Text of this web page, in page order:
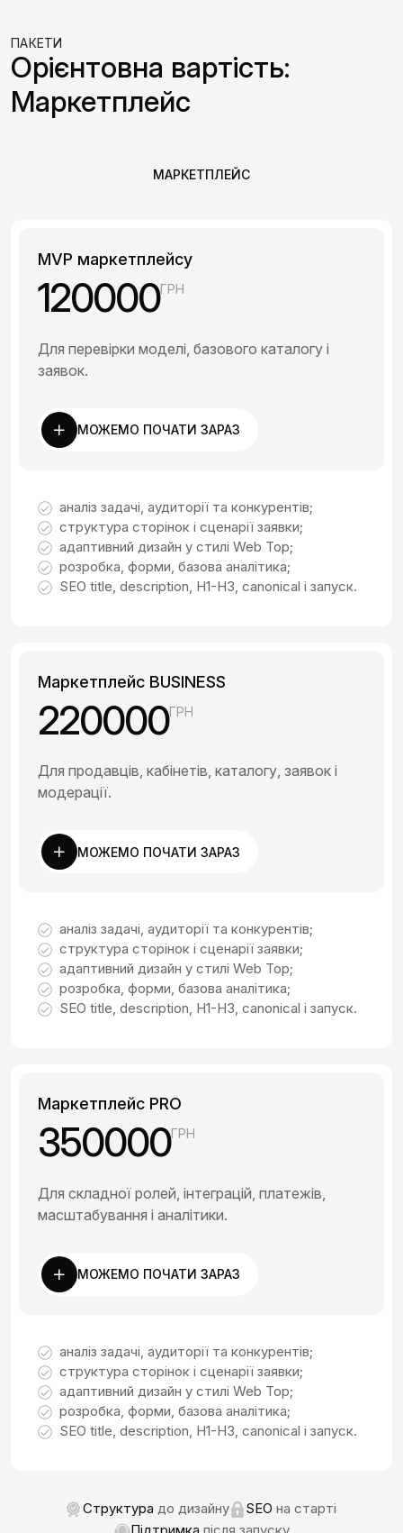
ПАКЕТИ
Орієнтовна вартість:
Маркетплейс
МАРКЕТПЛЕЙС
MVP маркетплейсу
120000ГРН
Для перевірки моделі, базового каталогу і
заявок.
МОЖЕМО ПОЧАТИ ЗАРАЗ
аналіз задачі, аудиторії та конкурентів;
структура сторінок і сценарії заявки;
адаптивний дизайн у стилі Web Top;
розробка, форми, базова аналітика;
SEO title, description, H1-H3, canonical і запуск.
Маркетплейс BUSINESS
220000ГРН
Для продавців, кабінетів, каталогу, заявок і
модерації.
МОЖЕМО ПОЧАТИ ЗАРАЗ
аналіз задачі, аудиторії та конкурентів;
структура сторінок і сценарії заявки;
адаптивний дизайн у стилі Web Top;
розробка, форми, базова аналітика;
SEO title, description, H1-H3, canonical і запуск.
Маркетплейс PRO
350000ГРН
Для складної ролей, інтеграцій, платежів,
масштабування і аналітики.
МОЖЕМО ПОЧАТИ ЗАРАЗ
аналіз задачі, аудиторії та конкурентів;
структура сторінок і сценарії заявки;
адаптивний дизайн у стилі Web Top;
розробка, форми, базова аналітика;
SEO title, description, H1-H3, canonical і запуск.
Структура до дизайну SEO на старті
Підтримка після запуску